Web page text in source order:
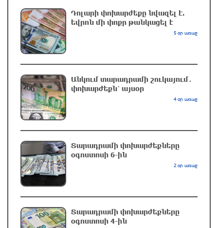
ունեցել
2 ժամ առաջ
«Ինտեր»-ը հաղթեց «Յուվենտուս»-ին
Քրեական վարույթի շրջանակում անձի
անձնական և ընտանեկան կյանքին առնչվող
տվյալների անհարկի հրապարակումն
անթույլատրելի է. ՄԻՊ
Զելենսկին ու Վուչիչը քննարկել են
հնարավորությունները
3 ժամ առաջ
Դոլարի փոխարժեքը նվազել է.
եվրոն մի փոքր թանկացել է
5 օր առաջ
Անկում տարադրամի շուկայում․
փոխարժեքն՝ այսօր
4 օր առաջ
Տարադրամի փոխարժեքները
օգոստոսի 6-ին
2 օր առաջ
Տարադրամի փոխարժեքները
օգոստոսի 4-ին